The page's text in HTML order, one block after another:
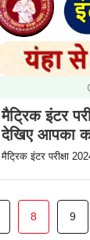
मैट्रिक इंटर
देखिए आपका
मैट्रिक इंटर परीक्षा
8 9